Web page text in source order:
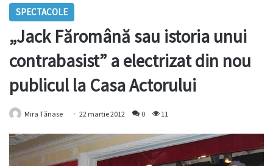
SPECTACOLE
„Jack Făromână sau istoria unui
contrabasist” a electrizat din nou
publicul la Casa Actorului
Mira Tănase 22 martie 2012 0 11